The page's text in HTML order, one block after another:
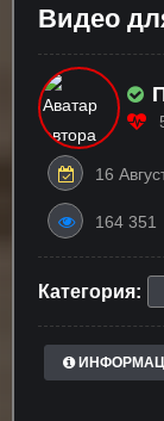
Видео
16
164 351
Категория: